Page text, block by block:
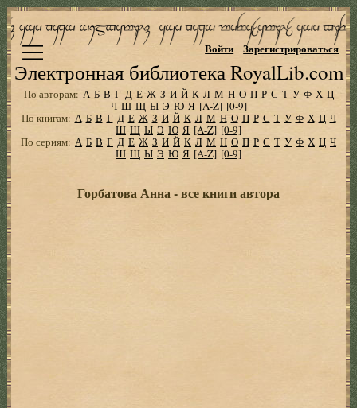
Электронная библиотека RoyalLib.com
Войти Зарегистрироваться
По авторам: А Б В Г Д Е Ж З И Й К Л М Н О П Р С Т У Ф Х Ц
Ч Ш Щ Ы Э Ю Я [A-Z] [0-9]
По книгам: А Б В Г Д Е Ж З И Й К Л М Н О П Р С Т У Ф Х Ц Ч
Ш Щ Ы Э Ю Я [A-Z] [0-9]
По сериям: А Б В Г Д Е Ж З И Й К Л М Н О П Р С Т У Ф Х Ц Ч
Ш Щ Ы Э Ю Я [A-Z] [0-9]
Горбатова Анна - все книги автора